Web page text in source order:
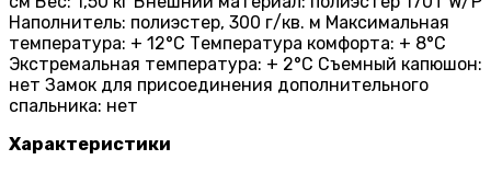
Наполнитель: полиэстер, 300 г/кв. м Максимальная
температура: + 12°C Температура комфорта: + 8°C
Экстремальная температура: + 2°C Съемный капюшон:
нет Замок для присоединения дополнительного
спальника: нет
Характеристики